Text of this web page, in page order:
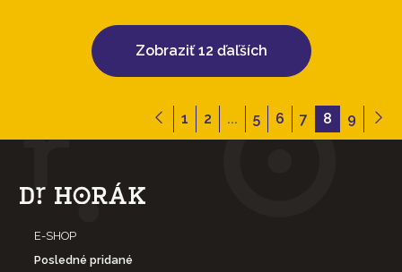
Zobraziť 12 ďaľších
1 2 ... 5 6 7 8 9
E-SHOP
Posledné pridané